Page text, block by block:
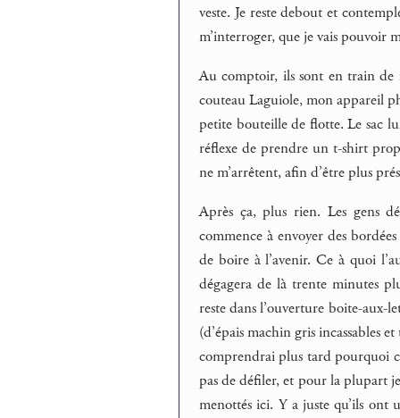
veste. Je reste debout et
m’interroger, que je vais pouvoir
Au comptoir, ils sont en train de
couteau Laguiole, mon appareil
petite bouteille de flotte. Le sac
réflexe de prendre un t-shirt
ne m’arrêtent, afin d’être plus
Après ça, plus rien. Les gens
commence à envoyer des
de boire à l’avenir. Ce à quoi
dégagera de là trente minutes
reste dans l’ouverture boite-aux-
(d’épais machin gris incassables
comprendrai plus tard pourquoi
pas de défiler, et pour la plupart
menottés ici. Y a juste qu’ils